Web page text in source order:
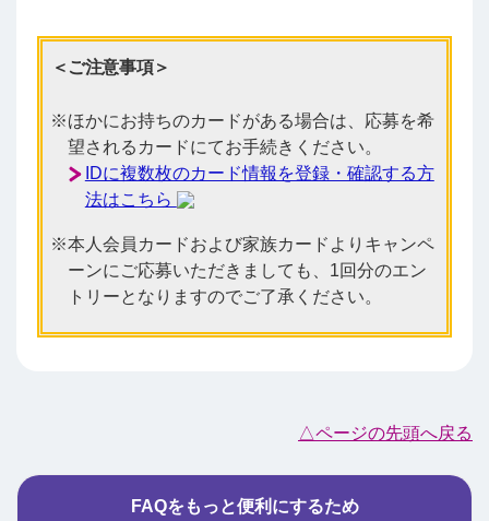
＜ご注意事項＞
ほかにお持ちのカードがある場合は、応募を希
望されるカードにてお手続きください。
IDに複数枚のカード情報を登録・確認する方
法はこちら
本人会員カードおよび家族カードよりキャンペ
ーンにご応募いただきましても、1回分のエン
トリーとなりますのでご了承ください。
△ページの先頭へ戻る
FAQをもっと便利にするため